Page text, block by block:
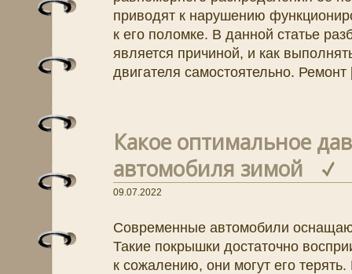
приводят к нарушению
к его поломке. В данной статье
является причиной, и как
двигателя самостоятельно.
Какое оптимальное
автомобиля зимой
09.07.2022
Современные автомобили
Такие покрышки достаточно
к сожалению, они могут его